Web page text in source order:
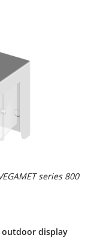
series 800
display